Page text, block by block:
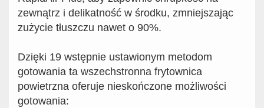
zewnątrz i delikatność w środku, zmniejszając
zużycie tłuszczu nawet o 90%.
Dzięki 19 wstępnie ustawionym metodom
gotowania ta wszechstronna frytownica
powietrzna oferuje nieskończone możliwości
gotowania: